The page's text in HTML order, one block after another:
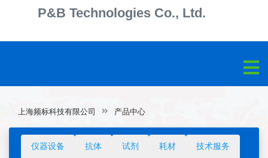
P&B Technologies Co., Ltd.
上海频标科技有限公司 产品中心
仪器设备 抗体 试剂 耗材 技术服务